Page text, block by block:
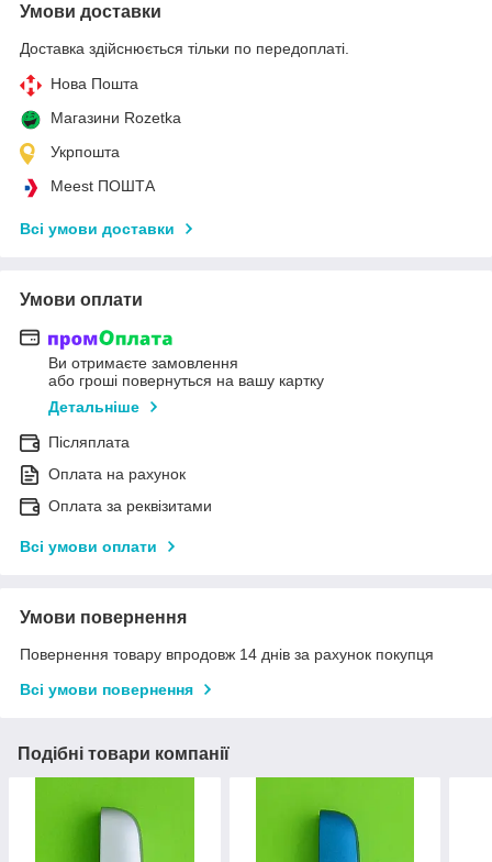
Умови доставки
Доставка здійснюється тільки по передоплаті.
Нова Пошта
Магазини Rozetka
Укрпошта
Meest ПОШТА
Всі умови доставки
Умови оплати
Ви отримаєте замовлення
або гроші повернуться на вашу картку
Детальніше
Післяплата
Оплата на рахунок
Оплата за реквізитами
Всі умови оплати
Умови повернення
Повернення товару впродовж 14 днів за рахунок покупця
Всі умови повернення
Подібні товари компанії